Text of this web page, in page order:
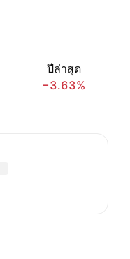
ปีล่าสุด
−3.63%